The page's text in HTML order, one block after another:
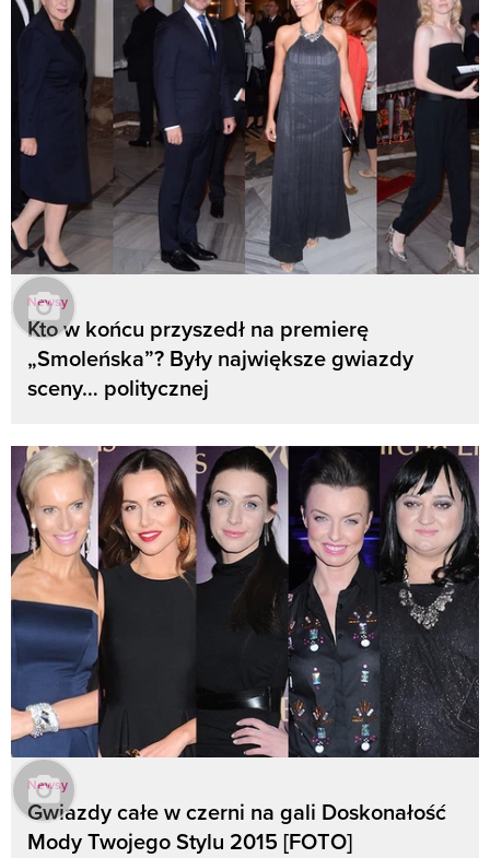
Newsy
Kto w końcu przyszedł na premierę
„Smoleńska”? Były największe gwiazdy
sceny… politycznej
Newsy
Gwiazdy całe w czerni na gali Doskonałość
Mody Twojego Stylu 2015 [FOTO]